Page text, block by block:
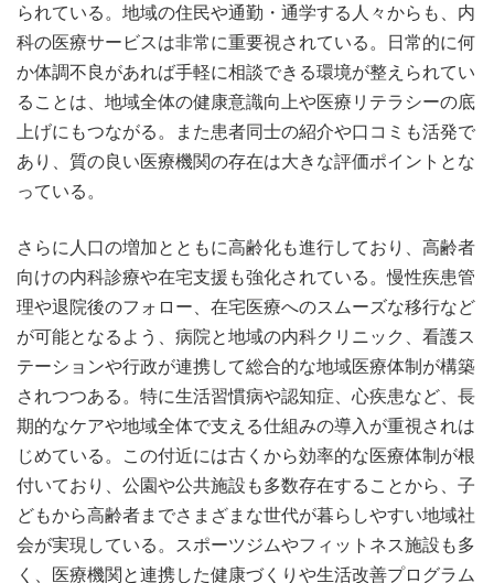
られている。地域の住民や通勤・通学する人々からも、内
科の医療サービスは非常に重要視されている。日常的に何
か体調不良があれば手軽に相談できる環境が整えられてい
ることは、地域全体の健康意識向上や医療リテラシーの底
上げにもつながる。また患者同士の紹介や口コミも活発で
あり、質の良い医療機関の存在は大きな評価ポイントとな
っている。
さらに人口の増加とともに高齢化も進行しており、高齢者
向けの内科診療や在宅支援も強化されている。慢性疾患管
理や退院後のフォロー、在宅医療へのスムーズな移行など
が可能となるよう、病院と地域の内科クリニック、看護ス
テーションや行政が連携して総合的な地域医療体制が構築
されつつある。特に生活習慣病や認知症、心疾患など、長
期的なケアや地域全体で支える仕組みの導入が重視されは
じめている。この付近には古くから効率的な医療体制が根
付いており、公園や公共施設も多数存在することから、子
どもから高齢者までさまざまな世代が暮らしやすい地域社
会が実現している。スポーツジムやフィットネス施設も多
く、医療機関と連携した健康づくりや生活改善プログラム